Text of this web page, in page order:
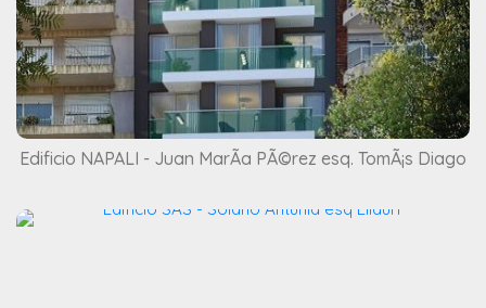
Edificio NAPALI - Juan MarÃ­a PÃ©rez esq. TomÃ¡s Diago